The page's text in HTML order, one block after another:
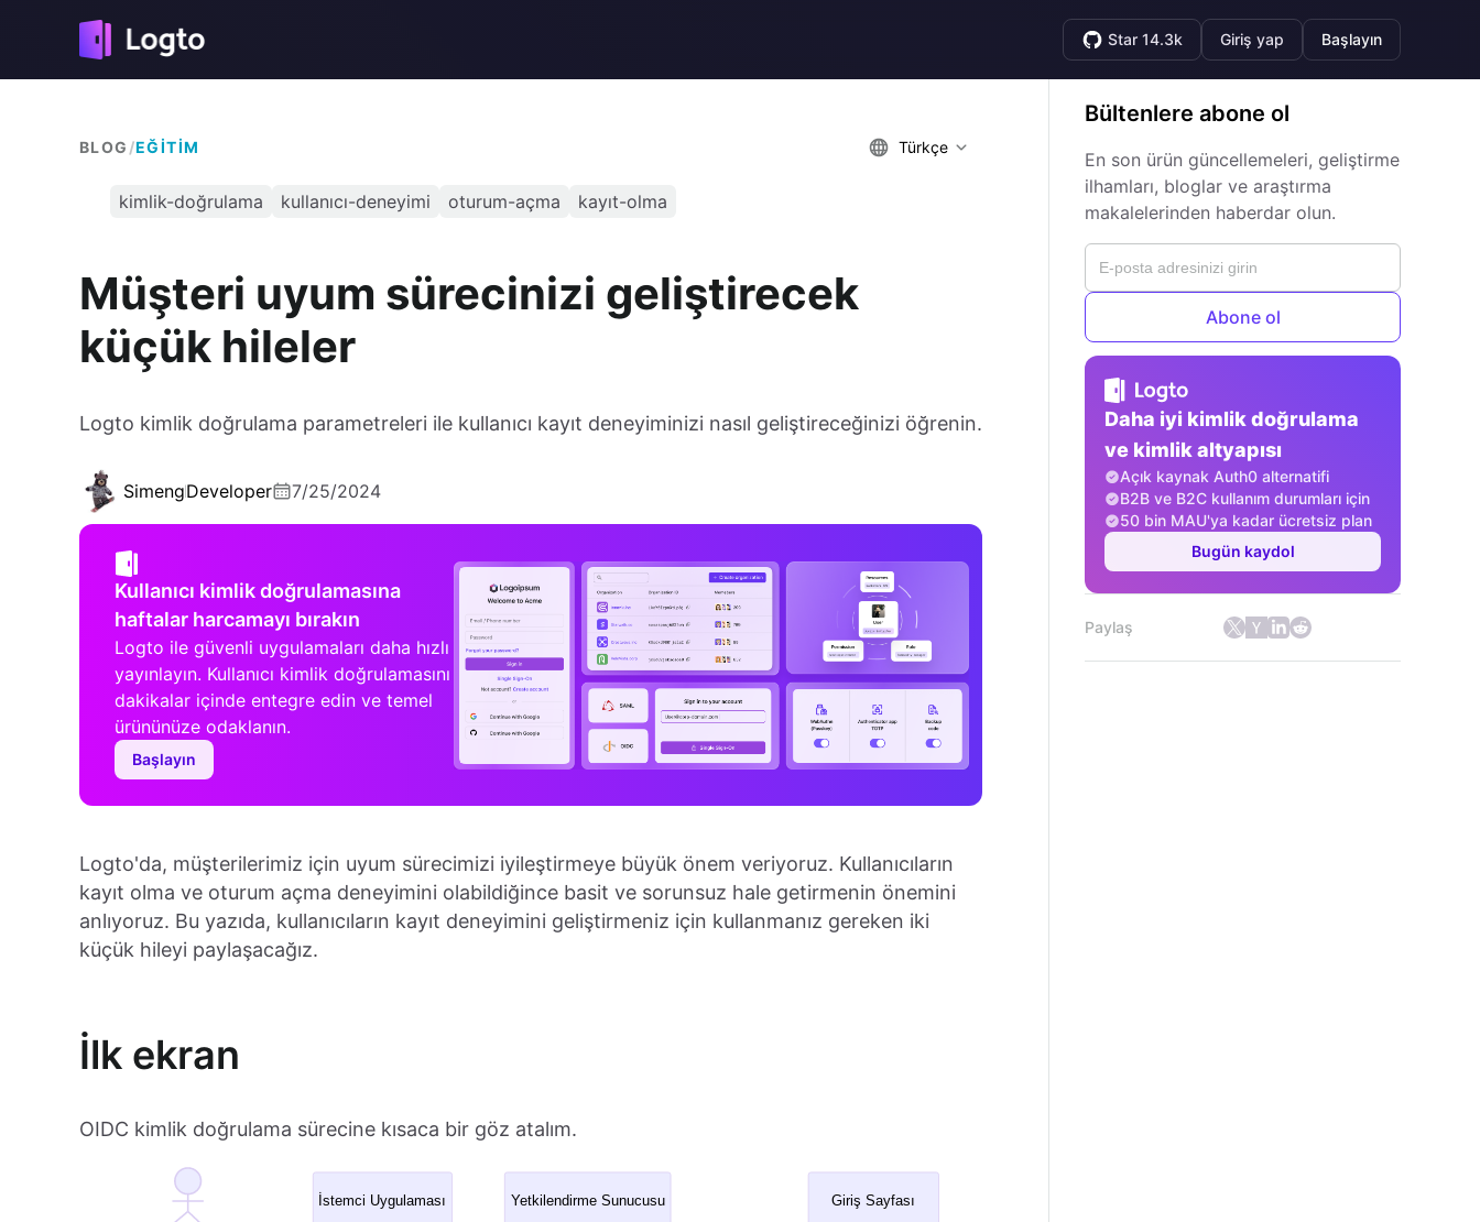
Star 14.3k Giriş yap Başlayın
BLOG /EĞITIM Türkçe
kimlik-doğrulama kullanıcı-deneyimi oturum-açma kayıt-olma
Müşteri uyum sürecinizi geliştirecek
küçük hileler
Logto kimlik doğrulama parametreleri ile kullanıcı kayıt deneyiminizi nasıl geliştireceğinizi öğrenin.
SimengDeveloper 7/25/2024
Kullanıcı kimlik doğrulamasına
haftalar harcamayı bırakın
Logto ile güvenli uygulamaları daha hızlı
yayınlayın. Kullanıcı kimlik doğrulamasını
dakikalar içinde entegre edin ve temel
ürününüze odaklanın.
Başlayın
Logto'da, müşterilerimiz için uyum sürecimizi iyileştirmeye büyük önem veriyoruz. Kullanıcıların
kayıt olma ve oturum açma deneyimini olabildiğince basit ve sorunsuz hale getirmenin önemini
anlıyoruz. Bu yazıda, kullanıcıların kayıt deneyimini geliştirmeniz için kullanmanız gereken iki
küçük hileyi paylaşacağız.
İlk ekran
OIDC kimlik doğrulama sürecine kısaca bir göz atalım.
Bültenlere abone ol
En son ürün güncellemeleri, geliştirme
ilhamları, bloglar ve araştırma
makalelerinden haberdar olun.
Abone ol
Daha iyi kimlik doğrulama
ve kimlik altyapısı
Açık kaynak Auth0 alternatifi
B2B ve B2C kullanım durumları için
50 bin MAU'ya kadar ücretsiz plan
Bugün kaydol
Paylaş